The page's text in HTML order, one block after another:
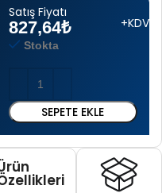
Satış Fiyatı
827,64₺ +KDV
Stokta
SEPETE EKLE